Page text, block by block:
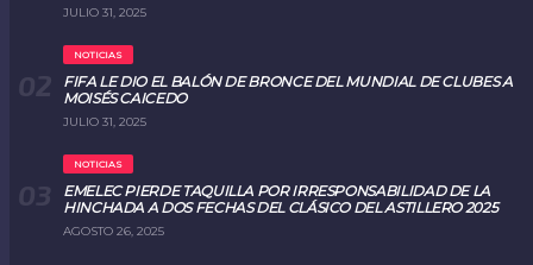
JULIO 31, 2025
NOTICIAS
FIFA LE DIO EL BALÓN DE BRONCE DEL MUNDIAL DE CLUBES A
MOISÉS CAICEDO
JULIO 31, 2025
NOTICIAS
EMELEC PIERDE TAQUILLA POR IRRESPONSABILIDAD DE LA
HINCHADA A DOS FECHAS DEL CLÁSICO DEL ASTILLERO 2025
AGOSTO 26, 2025